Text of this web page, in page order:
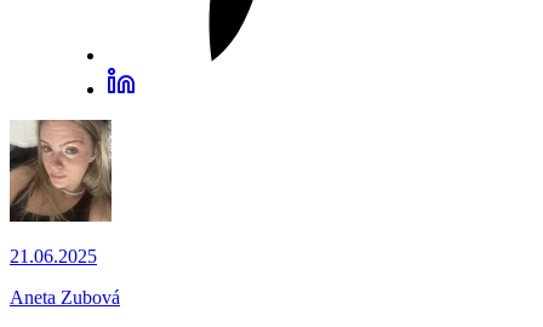
21.06.2025
Aneta Zubová